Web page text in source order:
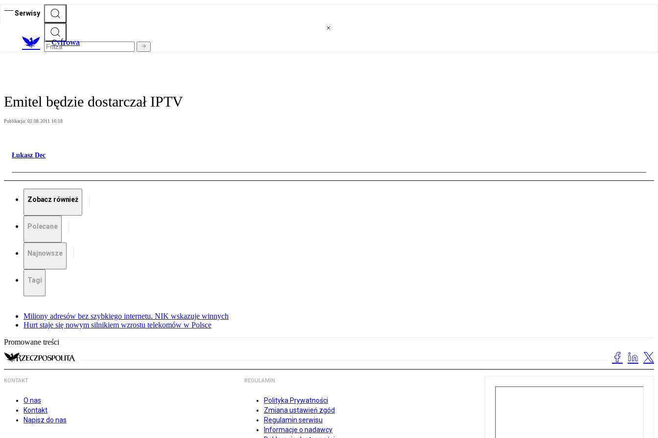
Serwisy
Cyfrowa
Emitel będzie dostarczał IPTV
Publikacja: 02.08.2011 16:18
Łukasz Dec
Zobacz również
Polecane
Najnowsze
Tagi
Miliony adresów bez szybkiego internetu. NIK wskazuje winnych
Hurt staje się nowym silnikiem wzrostu telekomów w Polsce
Promowane treści
KONTAKT
O nas
Kontakt
Napisz do nas
REGULAMIN
Polityka Prywatności
Zmiana ustawień zgód
Regulamin serwisu
Informacje o nadawcy